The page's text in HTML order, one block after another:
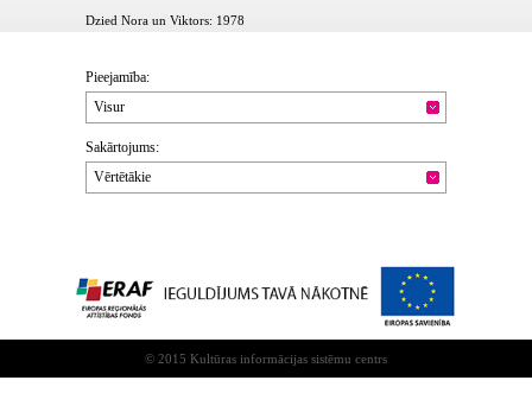
Dzied Nora un Viktors: 1978
Pieejamība:
Visur
Sakārtojums:
Vērtētākie
© 2015 Kultūras informācijas sistēmu centrs